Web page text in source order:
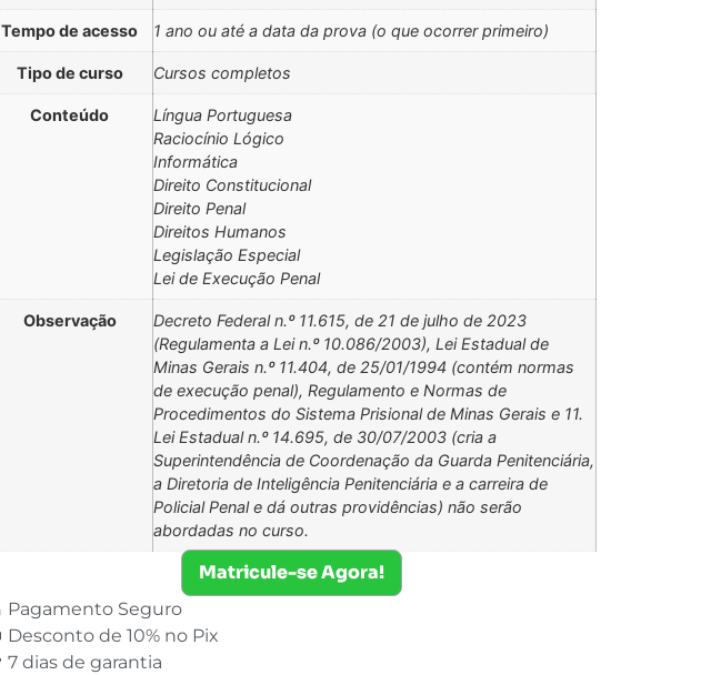
Tempo de acesso 1 ano ou até a data da prova (o que ocorrer primeiro)
Tipo de curso Cursos completos
Conteúdo
Língua Portuguesa
Raciocínio Lógico
Informática
Direito Constitucional
Direito Penal
Direitos Humanos
Legislação Especial
Lei de Execução Penal
Observação
Decreto Federal n.º 11.615, de 21 de julho de 2023
(Regulamenta a Lei n.º 10.086/2003), Lei Estadual de
Minas Gerais n.º 11.404, de 25/01/1994 (contém normas
de execução penal), Regulamento e Normas de
Procedimentos do Sistema Prisional de Minas Gerais e 11.
Lei Estadual n.º 14.695, de 30/07/2003 (cria a
Superintendência de Coordenação da Guarda Penitenciária,
a Diretoria de Inteligência Penitenciária e a carreira de
Policial Penal e dá outras providências) não serão
abordadas no curso.
Matricule-se Agora!
Pagamento Seguro
Desconto de 10% no Pix
7 dias de garantia